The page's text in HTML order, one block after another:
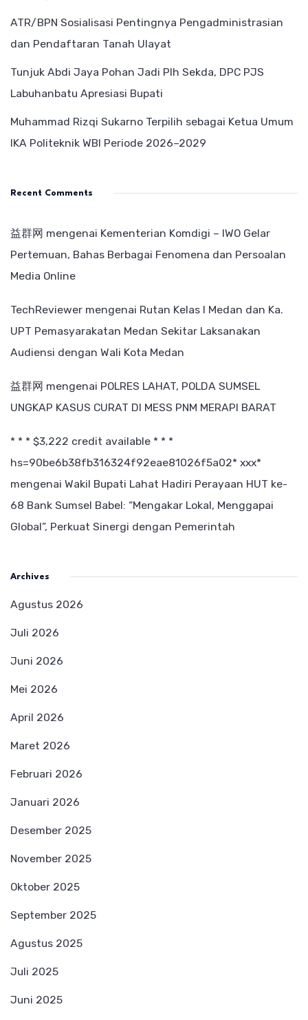
ATR/BPN Sosialisasi Pentingnya Pengadministrasian
dan Pendaftaran Tanah Ulayat
Tunjuk Abdi Jaya Pohan Jadi Plh Sekda, DPC PJS
Labuhanbatu Apresiasi Bupati
Muhammad Rizqi Sukarno Terpilih sebagai Ketua Umum
IKA Politeknik WBI Periode 2026–2029
Recent Comments
益群网 mengenai Kementerian Komdigi – IWO Gelar
Pertemuan, Bahas Berbagai Fenomena dan Persoalan
Media Online
TechReviewer mengenai Rutan Kelas I Medan dan Ka.
UPT Pemasyarakatan Medan Sekitar Laksanakan
Audiensi dengan Wali Kota Medan
益群网 mengenai POLRES LAHAT, POLDA SUMSEL
UNGKAP KASUS CURAT DI MESS PNM MERAPI BARAT
* * * $3,222 credit available * * *
hs=90be6b38fb316324f92eae81026f5a02* ххх*
mengenai Wakil Bupati Lahat Hadiri Perayaan HUT ke-
68 Bank Sumsel Babel: “Mengakar Lokal, Menggapai
Global”, Perkuat Sinergi dengan Pemerintah
Archives
Agustus 2026
Juli 2026
Juni 2026
Mei 2026
April 2026
Maret 2026
Februari 2026
Januari 2026
Desember 2025
November 2025
Oktober 2025
September 2025
Agustus 2025
Juli 2025
Juni 2025